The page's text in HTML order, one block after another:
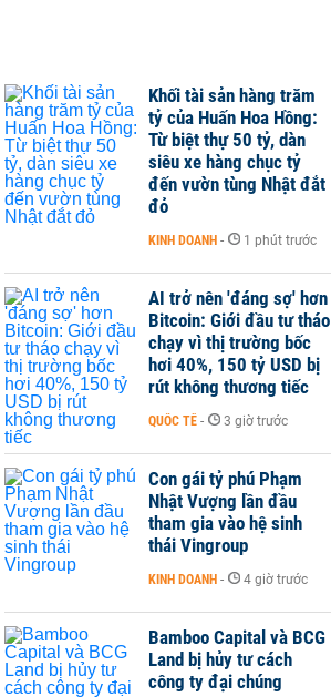
Khối tài sản hàng trăm
tỷ của Huấn Hoa Hồng:
Từ biệt thự 50 tỷ, dàn
siêu xe hàng chục tỷ
đến vườn tùng Nhật đắt
đỏ
KINH DOANH - 1 phút trước
AI trở nên 'đáng sợ' hơn
Bitcoin: Giới đầu tư tháo
chạy vì thị trường bốc
hơi 40%, 150 tỷ USD bị
rút không thương tiếc
QUỐC TẾ - 3 giờ trước
Con gái tỷ phú Phạm
Nhật Vượng lần đầu
tham gia vào hệ sinh
thái Vingroup
KINH DOANH - 4 giờ trước
Bamboo Capital và BCG
Land bị hủy tư cách
công ty đại chúng